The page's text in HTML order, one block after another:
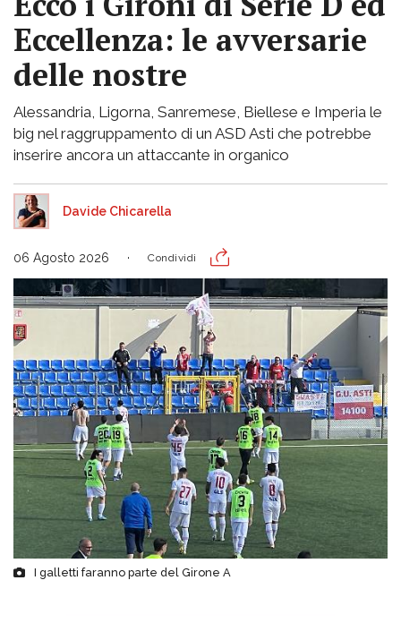
Eccellenza: le avversarie
delle nostre
Alessandria, Ligorna, Sanremese, Biellese e Imperia le
big nel raggruppamento di un ASD Asti che potrebbe
inserire ancora un attaccante in organico
Davide Chicarella
06 Agosto 2026 Condividi
I galletti faranno parte del Girone A